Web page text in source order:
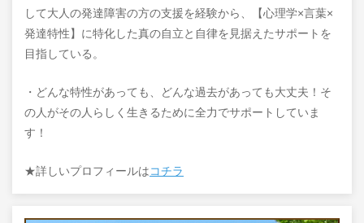
して大人の発達障害の方の支援を経験から、【心理学×言葉×
発達特性】に特化した真の自立と自律を見据えたサポートを
目指している。
・どんな特性があっても、どんな過去があっても大丈夫！そ
の人がその人らしく生きるために全力でサポートしていま
す！
★詳しいプロフィールはコチラ